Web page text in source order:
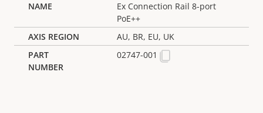
Ex Connection Rail 8-port
PoE++
AU, BR, EU, UK
02747-001